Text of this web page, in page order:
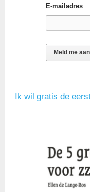
E-mailadres
Ik wil gratis de